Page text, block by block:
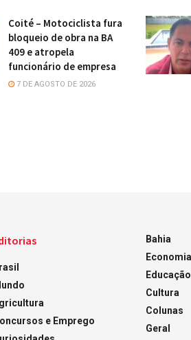
Coité – Motociclista fura
bloqueio de obra na BA
409 e atropela
funcionário de empresa
7 DE AGOSTO DE 2026
e Emprego
Bahia
Economia
Educação
Cultura
Colunas
Geral